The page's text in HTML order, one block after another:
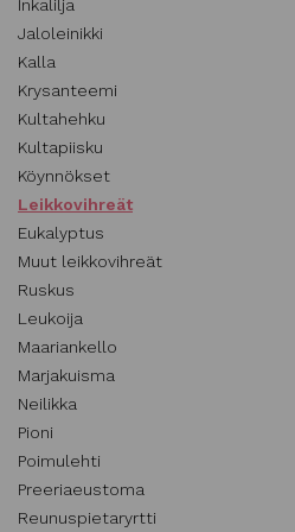
Inkalilja
Jaloleinikki
Kalla
Krysanteemi
Kultahehku
Kultapiisku
Köynnökset
Leikkovihreät
Eukalyptus
Muut leikkovihreät
Ruskus
Leukoija
Maariankello
Marjakuisma
Neilikka
Pioni
Poimulehti
Preeriaeustoma
Reunuspietaryrtti